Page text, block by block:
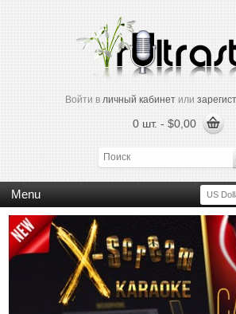
Войти в личный кабинетили
0 шт. - $0,00
US
Menu